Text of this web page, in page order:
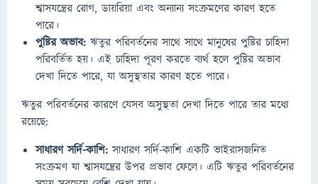
শ্বাসযন্ত্রের রোগ, ডায়রিয়া এবং অন্যান্য সংক্রমণের কারণ হতে
পারে।
পুষ্টির অভাব: ঋতুর পরিবর্তনের সাথে সাথে মানুষের পুষ্টির চাহিদা
পরিবর্তিত হয়। এই চাহিদা পূরণ করতে ব্যর্থ হলে পুষ্টির অভাব
দেখা দিতে পারে, যা অসুস্থতার কারণ হতে পারে।
ঋতুর পরিবর্তনের কারণে যেসব অসুস্থতা দেখা দিতে পারে তার মধ্যে
রয়েছে:
সাধারণ সর্দি-কাশি: সাধারণ সর্দি-কাশি একটি ভাইরাসজনিত
সংক্রমণ যা শ্বাসযন্ত্রের উপর প্রভাব ফেলে। এটি ঋতুর পরিবর্তনের